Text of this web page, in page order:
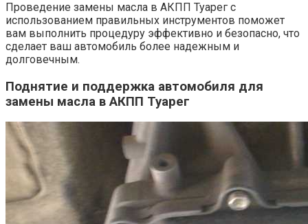
Проведение замены масла в АКПП Туарег с
использованием правильных инструментов поможет
вам выполнить процедуру эффективно и безопасно, что
сделает ваш автомобиль более надежным и
долговечным.
Поднятие и поддержка автомобиля для
замены масла в АКПП Туарег